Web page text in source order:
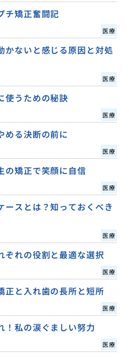
チ矯正奮闘記
医療
かないと感じる原因と対処
医療
使うための秘訣
医療
める決断の前に
医療
の矯正で笑顔に自信
医療
ースとは？知っておくべき
医療
ぞれの役割と最適な選択
医療
正と入れ歯の長所と短所
医療
！私の涙ぐましい努力
医療